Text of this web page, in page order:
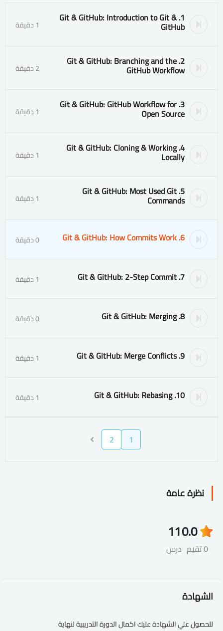
1. Git & GitHub: Introduction to Git &
GitHub 1 دقيقة
2. Git & GitHub: Branching and the
GitHub Workflow 2 دقيقة
3. Git & GitHub: GitHub Workflow for
Open Source 1 دقيقة
4. Git & GitHub: Cloning & Working
Locally 1 دقيقة
5. Git & GitHub: Most Used Git
Commands 1 دقيقة
6. Git & GitHub: How Commits Work 0 دقيقة
7. Git & GitHub: 2-Step Commit 1 دقيقة
8. Git & GitHub: Merging 0 دقيقة
9. Git & GitHub: Merge Conflicts 1 دقيقة
10. Git & GitHub: Rebasing 1 دقيقة
1
2
نظرة عامة
0.0
0 تقيم
11
درس
الشهادة
للحصول علي الشهادة عليك اكمال الدورة التدريبية لنهاية